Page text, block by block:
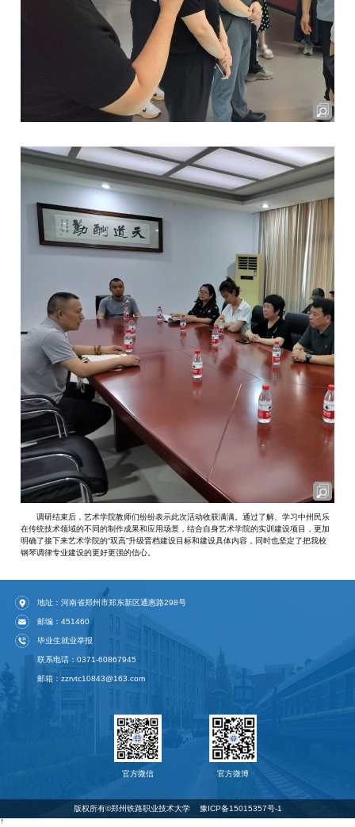
调研结束后，艺术学院教师们纷纷表示此次活动收获满满。通过了解、学习中州民乐
在传统技术领域的不同的制作成果和应用场景，结合自身艺术学院的实训建设项目，更加
明确了接下来艺术学院的“双高”升级晋档建设目标和建设具体内容，同时也坚定了把我校
钢琴调律专业建设的更好更强的信心。
地址：河南省郑州市郑东新区通惠路298号
邮编：451460
毕业生就业举报
联系电话：0371-60867945
邮箱：zzrvtc10843@163.com
官方微信 官方微博
版权所有©️郑州铁路职业技术大学 豫ICP备15015357号-1
↑